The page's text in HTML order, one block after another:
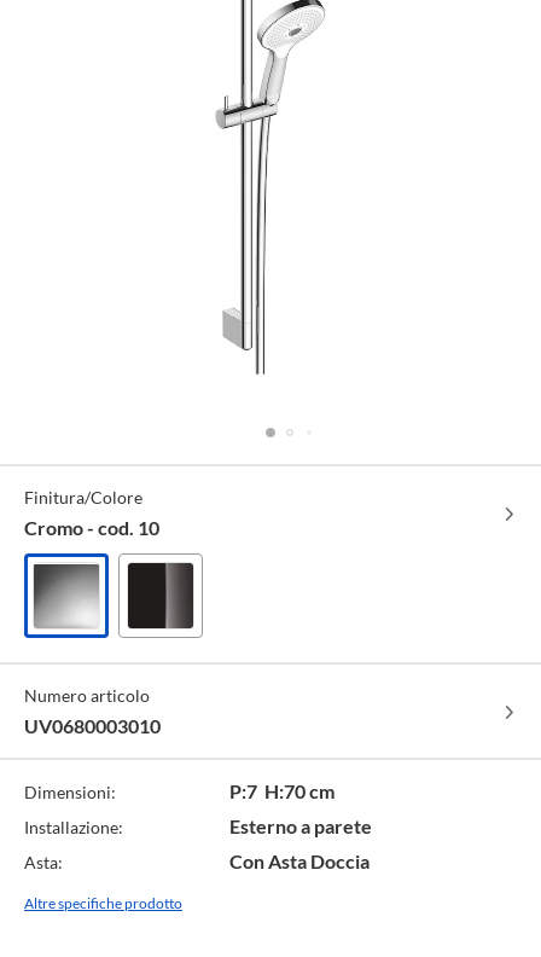
Specifiche
Tecniche
Finitura/Colore
Cromo - cod. 10
Cromo
-
10
Nero
lucido
40
Numero articolo
UV0680003010
Dimensioni: P:7 H:70 cm
Installazione: Esterno a parete
Asta: Con Asta Doccia
Altre specifiche prodotto